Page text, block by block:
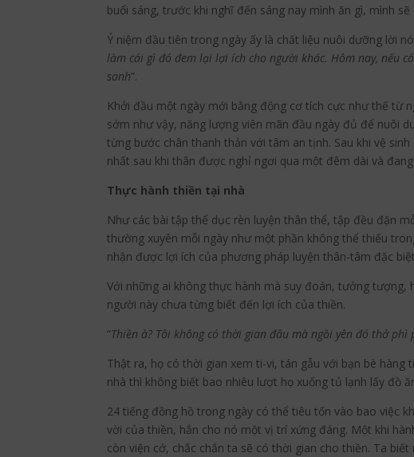
buổi sáng, trước khi nghĩ đến sáng nay mình ăn gì, mình
Ý niệm đầu tiên trong ngày ấy là chất liệu nuôi dưỡng lời
làm cái gì đó đem lại lợi ích cho người khác. Hôm nay, nếu
sanh”.
Khởi đầu một ngày mới bằng động cơ tích cực như thế từ
sớm như vậy, năng lượng viên mãn đầu ngày đủ để nuôi
từng bước chân thanh thản với tâm an tịnh. Sau khi vệ
nhất sau khi thân được nghỉ ngơi qua một đêm dài và
Thực hành thiền tại nhà
Như các bài tập thể dục rèn luyện thân thể, tập đều đặn
thường xuyên mỗi ngày như một phần không thể thiếu
nhận được lợi ích của phương pháp luyện thân-tâm đặc
Với những ai không thực hành mà suy đoán, tưởng
người này chưa từng biết đến lợi ích của thiền.
“Thiền à? Tôi không có thời gian đâu mà ngồi yên đó thở
Thật ra, họ có thời gian xem ti-vi, tán gẫu với bạn bè
nhà thì không biết bao nhiêu lượt họ xuống tủ lạnh lấy đồ
24 tiếng đồng hồ trong ngày có thể tiêu tốn vào bao việc
vời của thiền, hẳn cho nó một vị trí xứng đáng. Một khi
còn viện cớ, chắc chắn ta sẽ có thời gian cho thiền. Ta